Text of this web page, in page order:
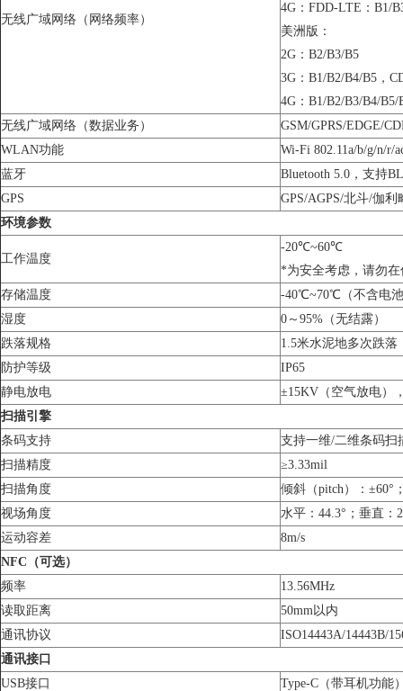
无线广域网络（网络频率）
4G：FDD-LTE：B1/
美洲版：
2G：B2/B3/B5
3G：B1/B2/B4/B5，
4G：B1/B2/B3/B4/B5/
无线广域网络（数据业务）
GSM/GPRS/EDGE/
WLAN功能
Wi-Fi 802.11a/b/g/n/r/
蓝牙
Bluetooth 5.0，支持
GPS
GPS/AGPS/北斗/伽利
环境参数
工作温度
-20℃~60℃
*为安全考虑，请勿
存储温度
-40℃~70℃（不含电
湿度
0～95%（无结露）
跌落规格
1.5米水泥地多次跌落
防护等级
IP65
静电放电
±15KV（空气放电）
扫描引擎
条码支持
支持一维/二维条码扫
扫描精度
≥3.33mil
扫描角度
倾斜（pitch）：±60°
视场角度
水平：44.3°；垂直：
运动容差
8m/s
NFC（可选）
频率
13.56MHz
读取距离
50mm以内
通讯协议
ISO14443A/14443B/
通讯接口
USB接口
Type-C（带耳机功能